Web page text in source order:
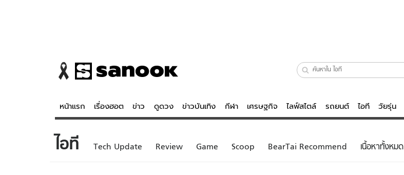
หน้าแรก เรื่องฮอต ข่าว ดูดวง ข่าวบันเทิง กีฬา เศรษฐกิจ ไลฟ์สไตล์ รถยนต์ ไอที วัยรุ่น
ข่าว ดูดวง - ตรวจหวย ไลฟ์สไตล์
ไอที Tech Update Review Game Scoop BearTai Recommend เนื้อหาทั้งหมด